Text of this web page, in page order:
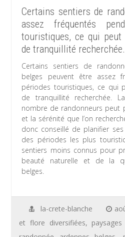
Certains sentiers de
assez fréquentés
touristiques, ce qui peut
de tranquillité recherchée.
Certains sentiers de
belges peuvent être assez
périodes touristiques, ce qui
de tranquillité recherchée.
nombre de randonneurs peut
et la sérénité que l’on
donc conseillé de planifier
des périodes les plus
sentiers moins connus pour
beauté naturelle et de la
belges.
la-crete-blanche
et flore diversifiées,